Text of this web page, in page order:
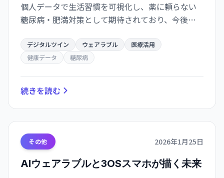
個人データで生活習慣を可視化し、薬に頼らない
糖尿病・肥満対策として期待されており、今後の
デジタルツイン ウェアラブル
医療活用
健康データ
糖尿病
続きを読む
その他 2026年1月25日
AIウェアラブルと3OSスマホが描く未来